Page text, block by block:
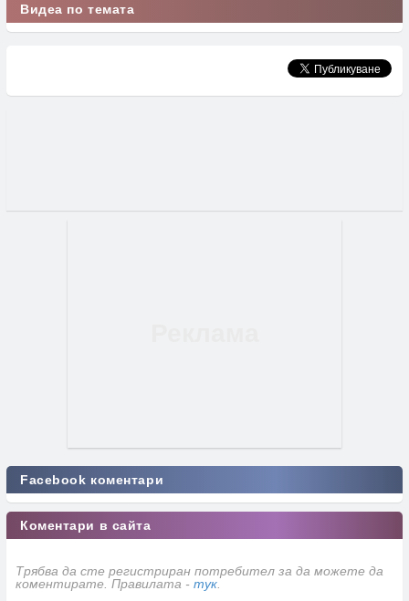
Видеа по темата
Facebook коментари
Коментари в сайта
Трябва да сте регистриран потребител за да можете да
коментирате. Правилата - тук